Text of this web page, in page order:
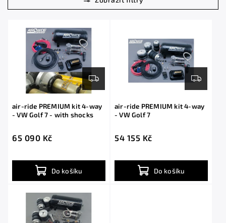
Nejdražší
air-ride PREMIUM kit 4-way
- VW Golf 7 - with shocks
65 090 Kč
Do košíku
air-ride PREMIUM kit 4-way
- VW Golf 7
54 155 Kč
Do košíku